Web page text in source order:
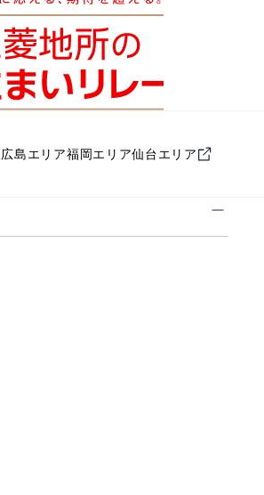
広島エリア福岡エリア仙台エリア